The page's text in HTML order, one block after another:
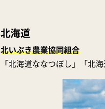
北海道
北いぶき農業協同組合
「北海道ななつぼし」「北